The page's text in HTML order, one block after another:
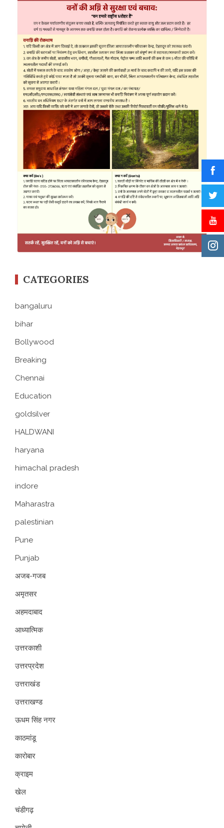
CATEGORIES
bangaluru
bihar
Bollywood
Breaking
Chennai
Education
goldsilver
HALDWANI
haryana
himachal pradesh
indore
Maharastra
palestinian
Pune
Punjab
अजब-गजब
अमृतसर
अहमदाबाद
आध्यात्मिक
उत्तरकाशी
उत्तरप्रदेश
उत्तराखंड
उत्तराखण्ड
ऊधम सिंह नगर
काठमांडू
कारोबार
क्राइम
खेल
चंडीगढ़